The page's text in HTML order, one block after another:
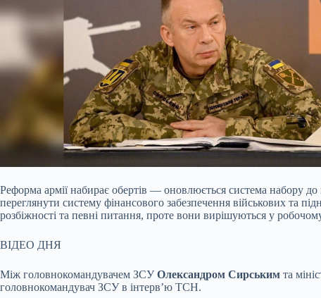
Реформа армії набирає обертів — оновлюється система набору
переглянути систему фінансового забезпечення військових та
розбіжності та певні питання, проте вони вирішуються у
ВІДЕО ДНЯ
Між головнокомандувачем ЗСУОлександром Сирським та
головнокомандувач ЗСУ в інтерв’ю ТСН.